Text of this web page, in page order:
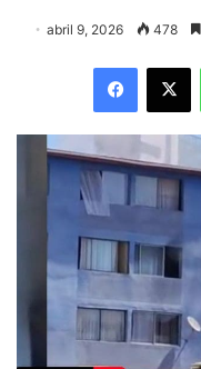
abril 9, 2026 478
X